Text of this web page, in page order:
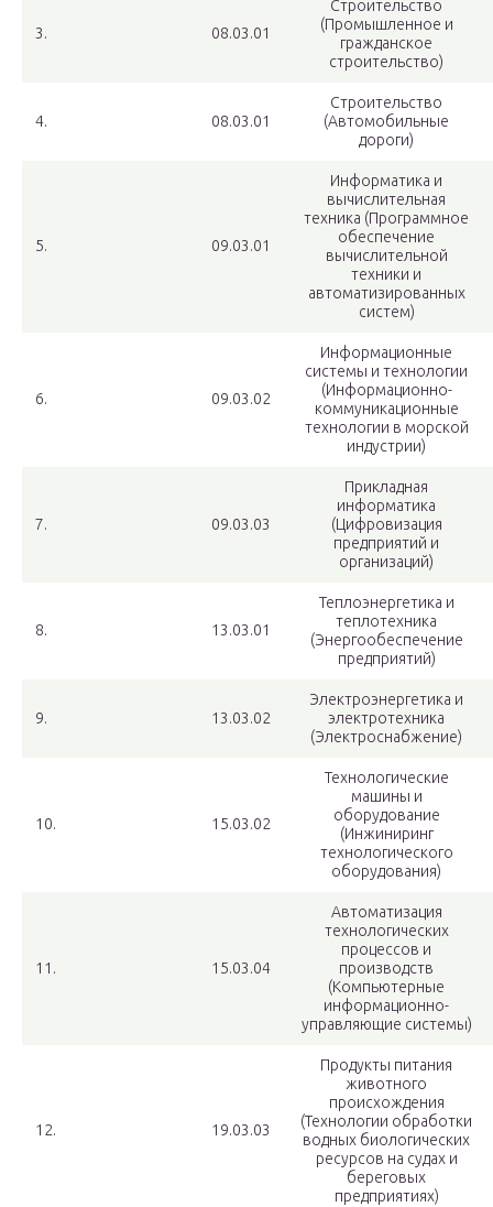
3. 08.03.01
Строительство
(Промышленное и
гражданское
строительство)
4. 08.03.01
Строительство
(Автомобильные
дороги)
5. 09.03.01
Информатика и
вычислительная
техника (Программное
обеспечение
вычислительной
техники и
автоматизированных
систем)
6. 09.03.02
Информационные
системы и технологии
(Информационно-
коммуникационные
технологии в морской
индустрии)
7. 09.03.03
Прикладная
информатика
(Цифровизация
предприятий и
организаций)
8. 13.03.01
Теплоэнергетика и
теплотехника
(Энергообеспечение
предприятий)
9. 13.03.02
Электроэнергетика и
электротехника
(Электроснабжение)
10. 15.03.02
Технологические
машины и
оборудование
(Инжиниринг
технологического
оборудования)
11. 15.03.04
Автоматизация
технологических
процессов и
производств
(Компьютерные
информационно-
управляющие системы)
12. 19.03.03
Продукты питания
животного
происхождения
(Технологии обработки
водных биологических
ресурсов на судах и
береговых
предприятиях)